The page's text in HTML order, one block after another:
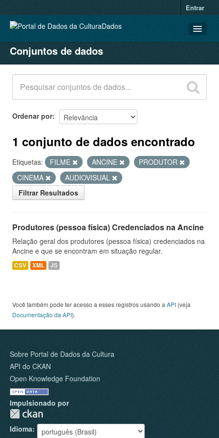
Entrar
CONJUNTOS DE DADOS
ORGANIZAÇÕES
GRUPOS
SOBRE
Conjuntos de dados
Ordenar por
1 conjunto de dados encontrado
Etiquetas: FILME ANCINE
PRODUTOR
CINEMA
AUDIOVISUAL
Filtrar Resultados
Produtores (pessoa física) Credenciados na Ancine
Relação geral dos produtores (pessoa física) credenciados na
Ancine e que se encontram em situação regular.
CSV XML JS
Você também pode ter acesso a esses registros usando a API (veja
Documentação da API).
Sobre Portal de Dados da Cultura
API do CKAN
Open Knowledge Foundation
Impulsionado por
Idioma